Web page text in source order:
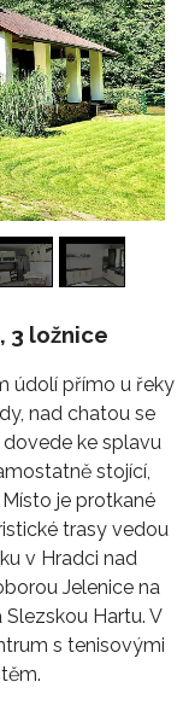
3 ložnice
údolí přímo u řeky
nad chatou se
dovede ke splavu
stojící,
je protkané
trasy vedou
v Hradci nad
Jelenice na
Slezskou Hartu. V
s tenisovými